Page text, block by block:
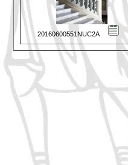
20160600551NUC2A